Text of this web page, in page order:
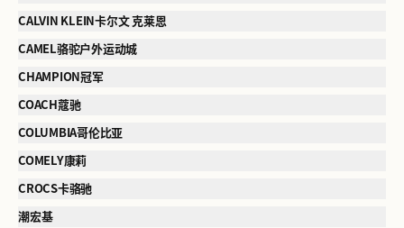
CALVIN KLEIN卡尔文 克莱恩
CAMEL骆驼户外运动城
CHAMPION冠军
COACH蔻驰
COLUMBIA哥伦比亚
COMELY康莉
CROCS卡骆驰
潮宏基